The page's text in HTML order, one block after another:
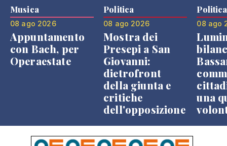
Musica
08 ago 2026
Appuntamento
con Bach, per
Operaestate
Politica
08 ago 2026
Mostra dei
Presepi a San
Giovanni:
dietrofront
della giunta e
critiche
dell'opposizione
Politica
08 ago
una